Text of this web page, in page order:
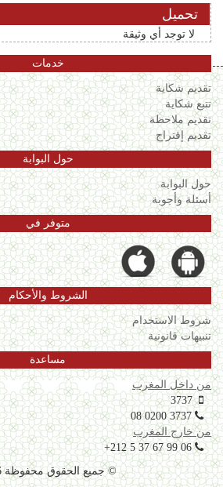
تحميل
لا توجد أي وثيقة
خدمات
تقديم شكاية
تتبع شكاية
تقديم ملاحظة
تقديم إقتراح
حول البوابة
حول البوابة
أسئلة وأجوبة
متوفر في
الشروط والأحكام
شروط الاستخدام
تنبيهات قانونية
مساعدة
من داخل المغرب
3737
08 0200 3737
من خارج المغرب
+212 5 37 67 99 06
© جميع الحقوق محفوظة 2026